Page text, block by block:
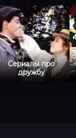
Сериалы про
дружбу